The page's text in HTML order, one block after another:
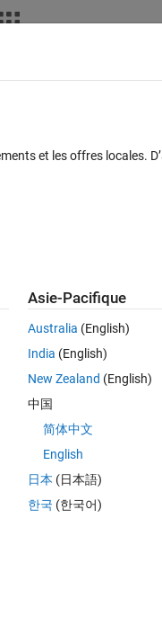
Connectez-
anciens
patrice
le 17 Août 2021
le 29 Jan 2025
et les offres locales.
Asie-Pacifique
Australia (English)
India (English)
New Zealand (English)
中国
简体中文
English
日本 (日本語)
한국 (한국어)